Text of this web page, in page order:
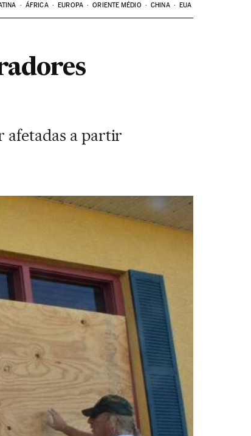
ÁFRICA EUROPA ORIENTE MÉDIO CHINA EUA
afetadas a partir